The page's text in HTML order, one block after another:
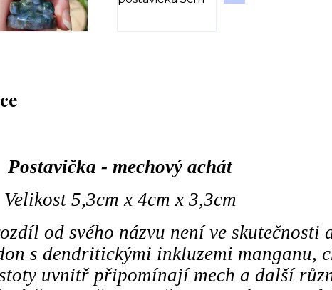
Postavička - mechový achát
Velikost 5,3cm x 4cm x 3,3cm
od svého názvu není ve skutečnosti
s dendritickými inkluzemi manganu,
uvnitř připomínají mech a další